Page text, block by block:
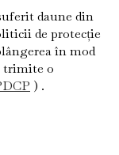
daune din
de protecție
în mod
trimite o
) .